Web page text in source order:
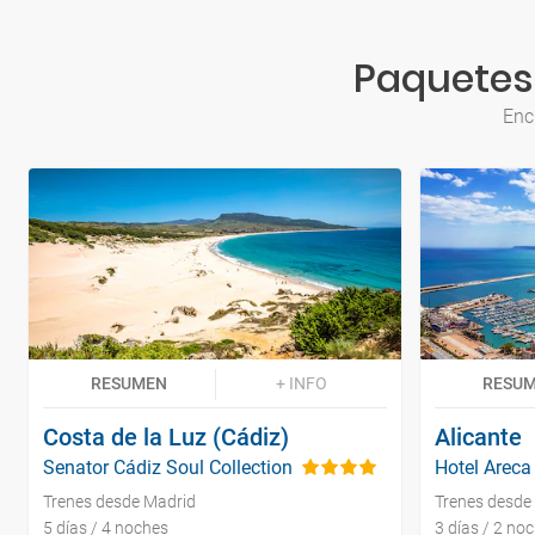
RESUMEN + INFO
Costa de la Luz (Cádiz)
Senator Cádiz Soul Collection
Trenes desde Madrid
5 días / 4 noches
Alicante
Hotel Areca
Trenes
3 días / 2